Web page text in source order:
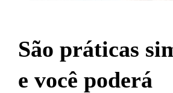
São práticas
e você poderá